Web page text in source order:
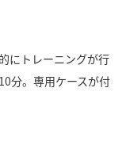
にトレーニングが行
分。専用ケースが付